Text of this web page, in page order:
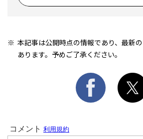
本記事は公開時点の情報であり、最新
あります。予めご了承ください。